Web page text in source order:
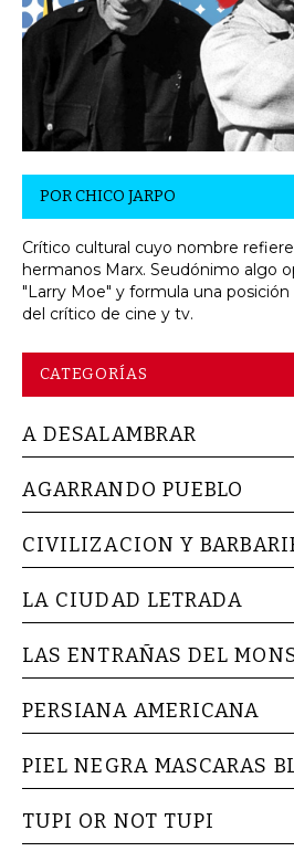
PORCHICO JARPO
Crítico cultural cuyo nombre
hermanos Marx. Seudónimo algo
"Larry Moe" y formula una
del crítico de cine y tv.
CATEGORÍAS
A DESALAMBRAR
AGARRANDO PUEBLO
CIVILIZACION Y
LA CIUDAD LETRADA
LAS ENTRAÑAS DEL
PERSIANA AMERICANA
PIEL NEGRA MASCARAS
TUPI OR NOT TUPI